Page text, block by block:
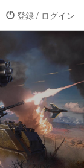
登録 / ログイン